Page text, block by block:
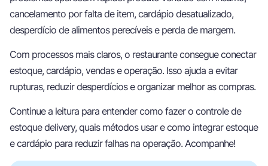
cancelamento por falta de item, cardápio desatualizado,
desperdício de alimentos perecíveis e perda de margem.
Com processos mais claros, o restaurante consegue conectar
estoque, cardápio, vendas e operação. Isso ajuda a evitar
rupturas, reduzir desperdícios e organizar melhor as compras.
Continue a leitura para entender como fazer o controle de
estoque delivery, quais métodos usar e como integrar estoque
e cardápio para reduzir falhas na operação. Acompanhe!